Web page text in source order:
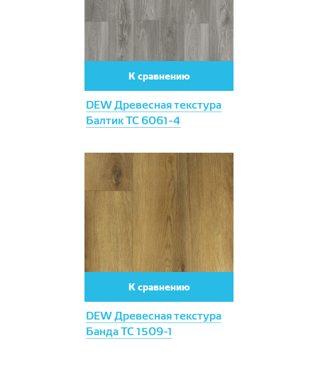
DEW Древесная текстура
Балтик ТС 6061-4
К сравнению
DEW Древесная текстура
Банда ТС 1509-1
К сравнению